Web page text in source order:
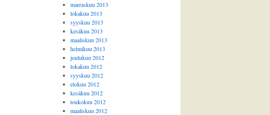
marraskuu 2013
lokakuu 2013
syyskuu 2013
kesäkuu 2013
maaliskuu 2013
helmikuu 2013
joulukuu 2012
lokakuu 2012
syyskuu 2012
elokuu 2012
kesäkuu 2012
toukokuu 2012
maaliskuu 2012